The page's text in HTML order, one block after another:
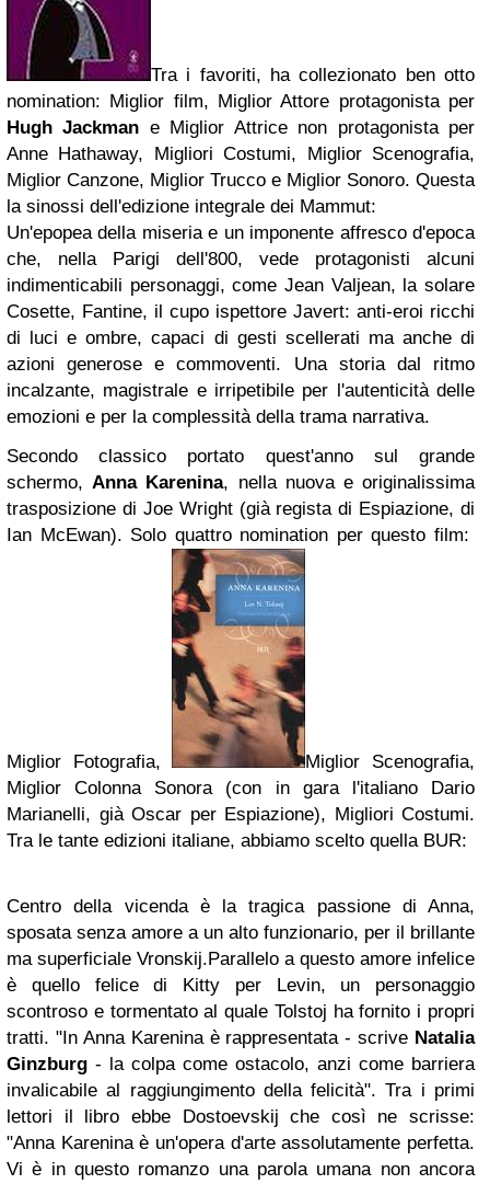
Tra i favoriti, ha collezionato ben otto
nomination: Miglior film, Miglior Attore protagonista per
Hugh Jackman e Miglior Attrice non protagonista per
Anne Hathaway, Migliori Costumi, Miglior Scenografia,
Miglior Canzone, Miglior Trucco e Miglior Sonoro. Questa
la sinossi dell'edizione integrale dei Mammut:
Un'epopea della miseria e un imponente affresco d'epoca
che, nella Parigi dell'800, vede protagonisti alcuni
indimenticabili personaggi, come Jean Valjean, la solare
Cosette, Fantine, il cupo ispettore Javert: anti-eroi ricchi
di luci e ombre, capaci di gesti scellerati ma anche di
azioni generose e commoventi. Una storia dal ritmo
incalzante, magistrale e irripetibile per l'autenticità delle
emozioni e per la complessità della trama narrativa.
Secondo classico portato quest'anno sul grande
schermo,Anna Karenina, nella nuova e originalissima
trasposizione di Joe Wright(già regista di Espiazione, di
Ian McEwan). Solo quattro nomination per questo film:
Miglior Fotografia,
Miglior Scenografia,
Miglior Colonna Sonora (con in gara l'italiano Dario
Marianelli, già Oscar per Espiazione), Migliori Costumi.
Tra le tante edizioni italiane, abbiamo scelto quella BUR:
Centro della vicenda è la tragica passione di Anna,
sposata senza amore a un alto funzionario, per il brillante
ma superficiale Vronskij.Parallelo a questo amore infelice
è quello felice di Kitty per Levin, un personaggio
scontroso e tormentato al quale Tolstoj ha fornito i propri
tratti. "In Anna Karenina è rappresentata - scrive Natalia
Ginzburg - la colpa come ostacolo, anzi come barriera
invalicabile al raggiungimento della felicità". Tra i primi
lettori il libro ebbe Dostoevskij che così ne scrisse:
"Anna Karenina è un'opera d'arte assolutamente perfetta.
Vi è in questo romanzo una parola umana non ancora